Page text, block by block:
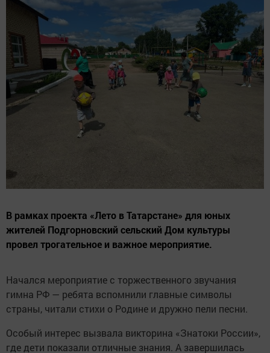
В рамках проекта «Лето в Татарстане» для юных
жителей Подгорновский сельский Дом культуры
провел трогательное и важное мероприятие.
Начался мероприятие с торжественного звучания
гимна РФ — ребята вспомнили главные символы
страны, читали стихи о Родине и дружно пели песни.
Особый интерес вызвала викторина «Знатоки России»,
где дети показали отличные знания. А завершилась